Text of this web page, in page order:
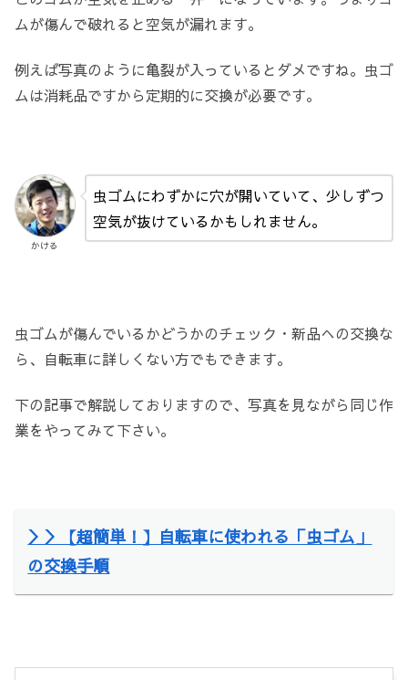
ムが傷んで破れると空気が漏れます。
例えば写真のように亀裂が入っているとダメですね。 虫ゴ
ムは消耗品ですから定期的に交換が必要です。
かける
虫ゴムにわずかに穴が開いていて、少しずつ
空気が抜けているかもしれません。
虫ゴムが傷んでいるかどうかのチェック・新品への交換な
ら、自転車に詳しくない方でもできます。
下の記事で解説しておりますので、写真を見ながら同じ作
業をやってみて下さい。
＞＞【超簡単！】自転車に使われる「虫ゴム」
の交換手順